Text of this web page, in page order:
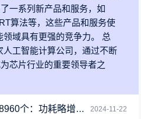
一系列新产品和服务，如
算法等，这些产品和服务使
域具有更强的竞争力。 总
人工智能计算公司，通过不断
芯片行业的重要领导者之
2024-11-22
：功耗略增至300W